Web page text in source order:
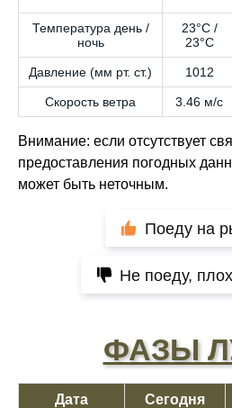
Температура день /
ночь
23°C /
23°C
Давление (мм рт. ст.) 1012
Скорость ветра 3.46 м/с
Внимание: если отсутствует
предоставления погодных
может быть неточным.
Поеду на
Не поеду,
ФАЗЫ
Дата Сегодня